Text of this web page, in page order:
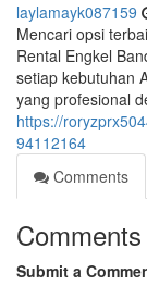
laylamayk087159
Mencari opsi
Rental Engkel
setiap kebutuhan
yang profesional
https://
94112164
Comments
Comments
Submit a